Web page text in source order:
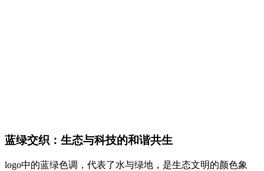
蓝绿交织：生态与科技的和谐共生
logo中的蓝绿色调，代表了水与绿地，是生态文明的颜色象